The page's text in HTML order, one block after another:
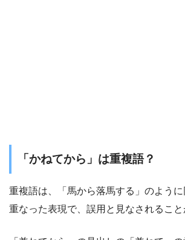
「かねてから」は重複語？
重複語は、「馬から落馬する」のよう
重なった表現で、誤用と見なされること